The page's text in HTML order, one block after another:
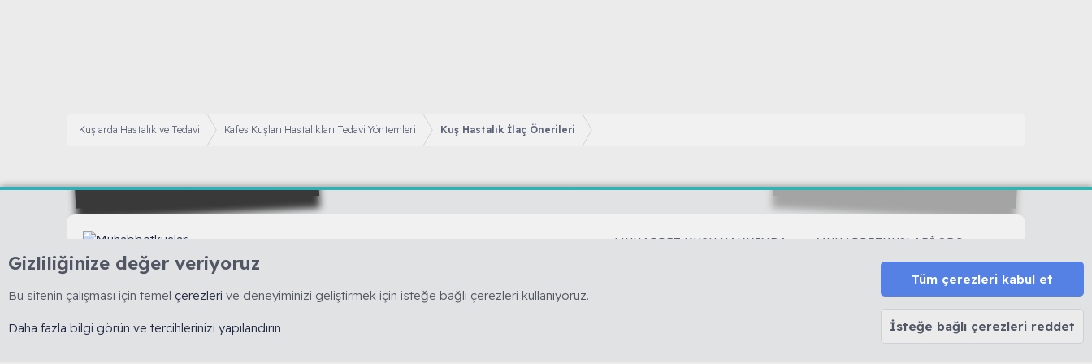
Kuşlarda Hastalık ve Tedavi Kafes Kuşları Hastalıkları Tedavi Yöntemleri Kuş Hastalık İlaç Önerileri
🇹🇷 Muhabbetkuslari.org, 2008 yılında kurulmuş, kuş hobisine yönelik bilimsel ve deneyime
dayalı bilgi paylaşımını esas alan köklü bir forumdur. 🚫 Reklam, ürün satışı ve link bırakmak
kapsamında olup izinsiz kopyalanamaz.
MUHABBET KUŞU HAKKINDA
MUHABBETKUSLARI.ORG
Forum Kuralları
Forum Rütbeleri
Sitemize Nereden Ulaştınız?
Gizliliğinize değer veriyoruz
Bu sitenin çalışması için temel çerezleri ve deneyiminizi geliştirmek için isteğe bağlı çerezleri kullanıyoruz.
Daha fazla bilgi görün ve tercihlerinizi yapılandırın
Tüm çerezleri kabul et
İsteğe bağlı çerezleri reddet